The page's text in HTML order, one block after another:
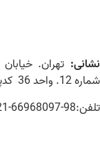
نشانی: تهران.
شماره 12. واحد 36 کدپستی: 1315883474
تلفن:98-66968097-021 ایمیل: info@jahaneketab.ir